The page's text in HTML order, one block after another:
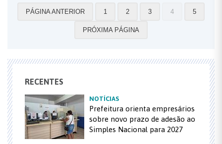
PÁGINA ANTERIOR 1 2 3 4 5
PRÓXIMA PÁGINA
RECENTES
NOTÍCIAS
Prefeitura orienta empresários
sobre novo prazo de adesão ao
Simples Nacional para 2027